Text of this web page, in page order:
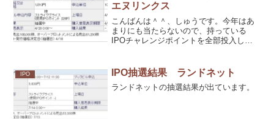
エヌリンクス
こんばんは＾＾、しゅうです。今年はあ
まりにも当たらないので、持っている
IPOチャレンジポイントを全部投入して
IPO IPO抽選結果 ランドネット
ランドネットの抽選結果が出ています。